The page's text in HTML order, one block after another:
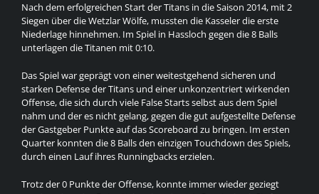
Nach dem erfolgreichen Start der Titans in die Saison 2014, mit 2
Siegen über die Wetzlar Wölfe, mussten die Kasseler die erste
Niederlage hinnehmen. Im Spiel in Hassloch gegen die 8 Balls
unterlagen die Titanen mit 0:10.
Das Spiel war geprägt von einer weitestgehend sicheren und
starken Defense der Titans und einer unkonzentriert wirkenden
Offense, die sich durch viele False Starts selbst aus dem Spiel
nahm und der es nicht gelang, gegen die gut aufgestellte Defense
der Gastgeber Punkte auf das Scoreboard zu bringen. Im ersten
Quarter konnten die 8 Balls den einzigen Touchdown des Spiels,
durch einen Lauf ihres Runningbacks erzielen.
Trotz der 0 Punkte der Offense, konnte immer wieder geziegt